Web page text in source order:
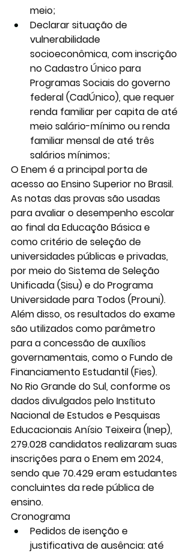
meio;
Declarar situação de
vulnerabilidade
socioeconômica, com inscrição
no Cadastro Único para
Programas Sociais do governo
federal (CadÚnico), que requer
renda familiar per capita de até
meio salário-mínimo ou renda
familiar mensal de até três
salários mínimos;
O Enem é a principal porta de
acesso ao Ensino Superior no Brasil.
As notas das provas são usadas
para avaliar o desempenho escolar
ao final da Educação Básica e
como critério de seleção de
universidades públicas e privadas,
por meio do Sistema de Seleção
Unificada (Sisu) e do Programa
Universidade para Todos (Prouni).
Além disso, os resultados do exame
são utilizados como parâmetro
para a concessão de auxílios
governamentais, como o Fundo de
Financiamento Estudantil (Fies).
No Rio Grande do Sul, conforme os
dados divulgados pelo Instituto
Nacional de Estudos e Pesquisas
Educacionais Anísio Teixeira (Inep),
279.028 candidatos realizaram suas
inscrições para o Enem em 2024,
sendo que 70.429 eram estudantes
concluintes da rede pública de
ensino.
Cronograma
Pedidos de isenção e
justificativa de ausência: até